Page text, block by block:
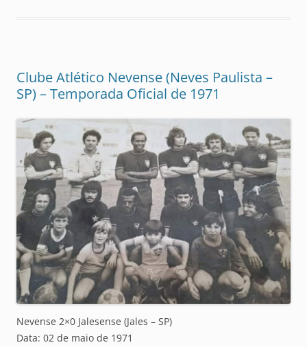
Clube Atlético Nevense (Neves Paulista –
SP) – Temporada Oficial de 1971
Nevense 2×0 Jalesense (Jales – SP)
Data: 02 de maio de 1971